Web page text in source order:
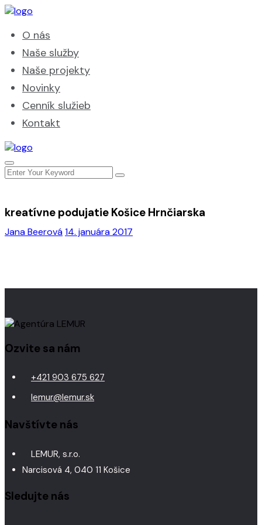
O nás
Naše služby
Naše projekty
Novinky
Cenník služieb
Kontakt
Jana Beerová14. januára 2017
kreatívne podujatie Košice Hrnčiarska
Ozvite sa nám
+421 903 675 627
lemur@lemur.sk
Navštívte nás
LEMUR, s.r.o.
Narcisová 4, 040 11 Košice
Sledujte nás